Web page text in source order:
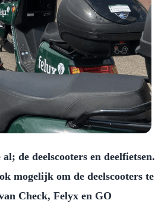
de deelscooters en deelfietsen.
mogelijk om de deelscooters te
Check, Felyx en GO